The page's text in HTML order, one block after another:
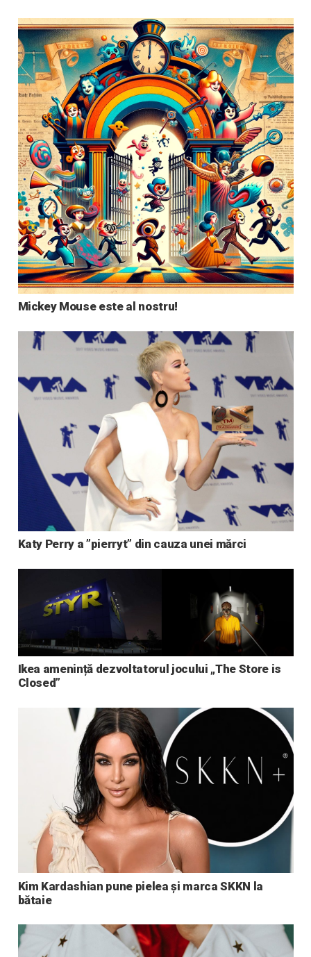
Mickey Mouse este al nostru!
Katy Perry a ”pierryt” din cauza unei mărci
Ikea amenință dezvoltatorul jocului „The Store is
Closed”
Kim Kardashian pune pielea și marca SKKN la
bătaie